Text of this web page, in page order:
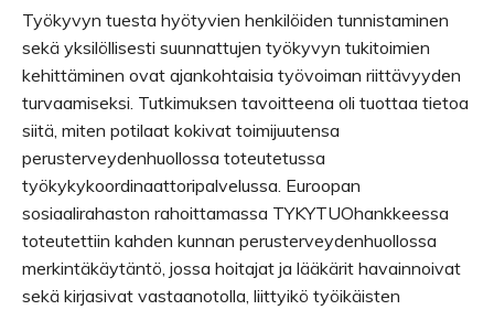
Työkyvyn tuesta hyötyvien henkilöiden tunnistaminen
sekä yksilöllisesti suunnattujen työkyvyn tukitoimien
kehittäminen ovat ajankohtaisia työvoiman riittävyyden
turvaamiseksi. Tutkimuksen tavoitteena oli tuottaa tietoa
siitä, miten potilaat kokivat toimijuutensa
perusterveydenhuollossa toteutetussa
työkykykoordinaattoripalvelussa. Euroopan
sosiaalirahaston rahoittamassa TYKYTUOhankkeessa
toteutettiin kahden kunnan perusterveydenhuollossa
merkintäkäytäntö, jossa hoitajat ja lääkärit havainnoivat
sekä kirjasivat vastaanotolla, liittyikö työikäisten